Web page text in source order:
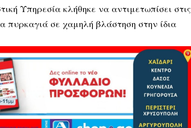
Υπηρεσία κλήθηκε να αντιμετωπίσει στις
πυρκαγιά σε χαμηλή βλάστηση στην ίδια